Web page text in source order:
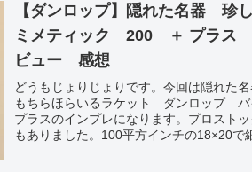
【ダンロップ】隠れた名器 珍
ミメティック 200 ＋ プラ
ビュー 感想
どうもじょりじょりです。今回は隠れた
もちらほらいるラケット ダンロップ
プラスのインプレになります。プロスト
もありました。100平方インチの18×20で